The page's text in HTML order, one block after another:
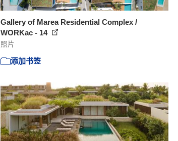
Gallery of Marea Residential Complex /
WORKac - 14
照片
添加书签